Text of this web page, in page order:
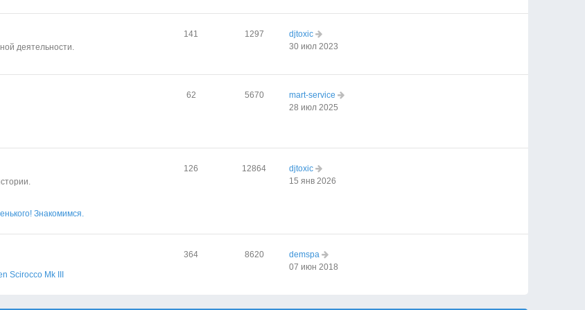
деятельности.
141 1297
djtoxic
30 июл 2023
62 5670
mart-service
28 июл 2025
Знакомимся.
126 12864
djtoxic
15 янв 2026
Scirocco Mk III
364 8620
demspa
07 июн 2018